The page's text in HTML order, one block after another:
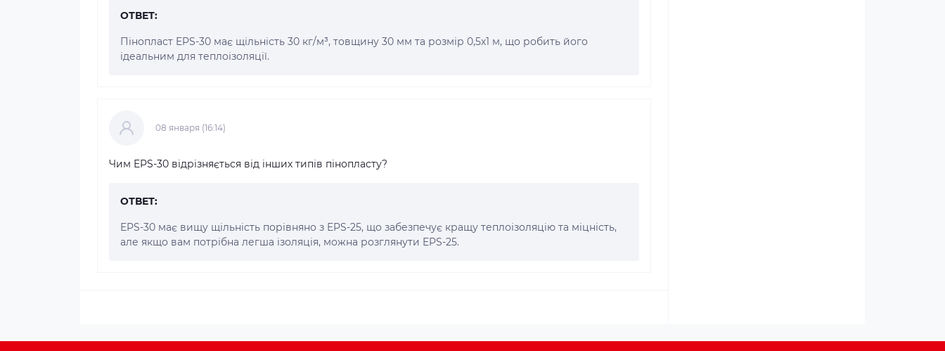
ОТВЕТ:
Пінопласт EPS-30 має щільність 30 кг/м³, товщину 30 мм та розмір 0,5х1 м, що робить його
ідеальним для теплоізоляції.
08 января (16:14)
Чим EPS-30 відрізняється від інших типів пінопласту?
ОТВЕТ:
EPS-30 має вищу щільність порівняно з EPS-25, що забезпечує кращу теплоізоляцію та міцність,
але якщо вам потрібна легша ізоляція, можна розглянути EPS-25.